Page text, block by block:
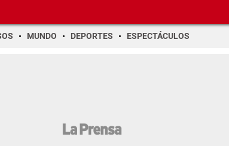
MUNDO DEPORTES ESPECTÁCULOS